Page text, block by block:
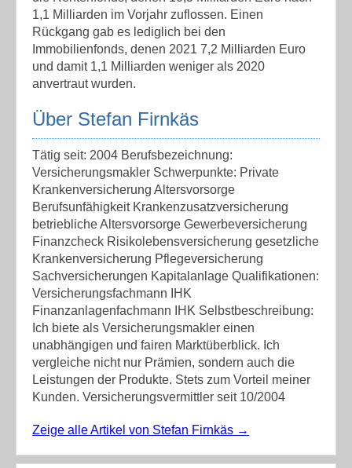
1,1 Milliarden im Vorjahr zuflossen. Einen
Rückgang gab es lediglich bei den
Immobilienfonds, denen 2021 7,2 Milliarden Euro
und damit 1,1 Milliarden weniger als 2020
anvertraut wurden.
Über Stefan Firnkäs
Tätig seit: 2004 Berufsbezeichnung:
Versicherungsmakler Schwerpunkte: Private
Krankenversicherung Altersvorsorge
Berufsunfähigkeit Krankenzusatzversicherung
betriebliche Altersvorsorge Gewerbeversicherung
Finanzcheck Risikolebensversicherung gesetzliche
Krankenversicherung Pflegeversicherung
Sachversicherungen Kapitalanlage Qualifikationen:
Versicherungsfachmann IHK
Finanzanlagenfachmann IHK Selbstbeschreibung:
Ich biete als Versicherungsmakler einen
unabhängigen und fairen Marktüberblick. Ich
vergleiche nicht nur Prämien, sondern auch die
Leistungen der Produkte. Stets zum Vorteil meiner
Kunden. Versicherungsvermittler seit 10/2004
Zeige alle Artikel von Stefan Firnkäs →